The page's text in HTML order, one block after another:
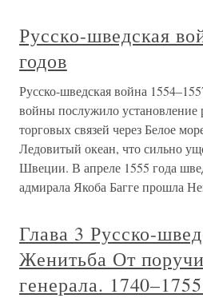
Русско-шведская
годов
Русско-шведская война
войны послужило установление
торговых связей через Белое
Ледовитый океан, что сильно
Швеции. В апреле 1555 года
адмирала Якоба Багге прошла
Глава 3 Русско-
Женитьба От
генерала.